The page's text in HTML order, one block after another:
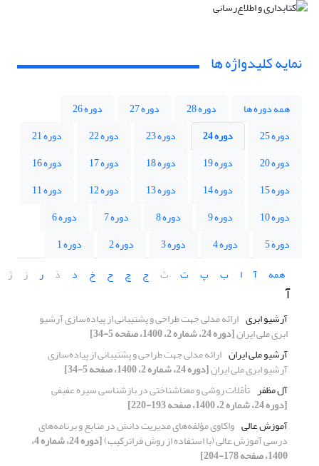
نمایه کلیدواژه ها
همه دوره ها دوره 28 دوره 27
دوره 26
دوره 25
دوره 24 دوره 23 دوره 22
دوره 21
دوره 20
دوره 19 دوره 18 دوره 17
دوره 16
دوره 15
دوره 14 دوره 13 دوره 12
دوره 11
دوره 10
دوره 9 دوره 8 دوره 7
دوره 6
دوره 5
دوره 4 دوره 3 دوره 2
دوره 1
همه
آ ا ب پ ت ث ج چ ح خ د ذ ر ز ژ
آ
آرشیو ابری ارائه مدلی جهت طراحی و پشتیبانی از پیاده‌سازی آرشیو
ابری ملی ایران[دوره 24، شماره 2، 1400، صفحه 5-34]
آرشیو ملی ایران ارائه مدلی جهت طراحی و پشتیبانی از پیاده‌سازی
آرشیو ابری ملی ایران[دوره 24، شماره 2، 1400، صفحه 5-34]
آل مظفر تأمّلات روشی و معناشناختی در بازشناسی سیره عفیفی
[دوره 24، شماره 2، 1400، صفحه 193-220]
آموزش عالی واکاوی مؤلفه‌های مدیریت دانش در منابع و برنامه‌های
درسی آموزش عالی (با استفاده از روش فراترکیب) [دوره 24، شماره 4،
1400، صفحه 178-204]